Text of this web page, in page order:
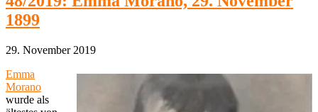
1899
29. November 2019
Emma
Morano
wurde als